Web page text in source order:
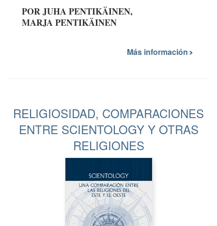
POR JUHA PENTIKÄINEN,
MARJA PENTIKÄINEN
Más información
RELIGIOSIDAD, COMPARACIONES
ENTRE SCIENTOLOGY Y OTRAS
RELIGIONES